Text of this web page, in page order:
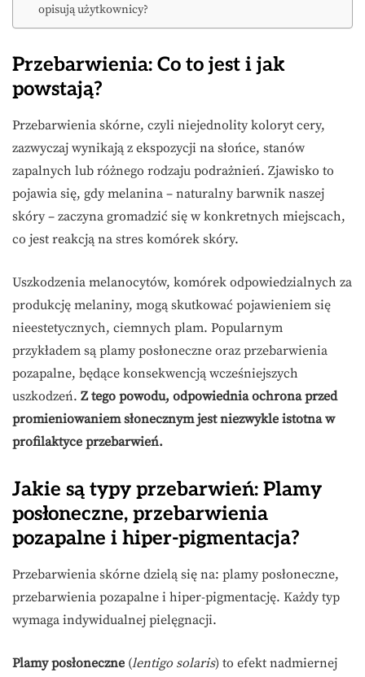
opisują użytkownicy?
Przebarwienia: Co to jest i jak
powstają?
Przebarwienia skórne, czyli niejednolity koloryt cery,
zazwyczaj wynikają z ekspozycji na słońce, stanów
zapalnych lub różnego rodzaju podrażnień. Zjawisko to
pojawia się, gdy melanina – naturalny barwnik naszej
skóry – zaczyna gromadzić się w konkretnych miejscach,
co jest reakcją na stres komórek skóry.
Uszkodzenia melanocytów, komórek odpowiedzialnych za
produkcję melaniny, mogą skutkować pojawieniem się
nieestetycznych, ciemnych plam. Popularnym
przykładem są plamy posłoneczne oraz przebarwienia
pozapalne, będące konsekwencją wcześniejszych
uszkodzeń. Z tego powodu, odpowiednia ochrona przed
promieniowaniem słonecznym jest niezwykle istotna w
profilaktyce przebarwień.
Jakie są typy przebarwień: Plamy
posłoneczne, przebarwienia
pozapalne i hiper-pigmentacja?
Przebarwienia skórne dzielą się na: plamy posłoneczne,
przebarwienia pozapalne i hiper-pigmentację. Każdy typ
wymaga indywidualnej pielęgnacji.
Plamy posłoneczne (lentigo solaris) to efekt nadmiernej